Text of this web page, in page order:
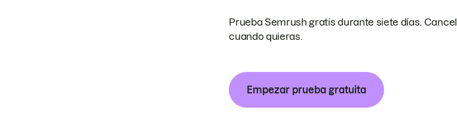
Prueba Semrush gratis durante siete días.
cuando quieras.
Empezar prueba gratuita